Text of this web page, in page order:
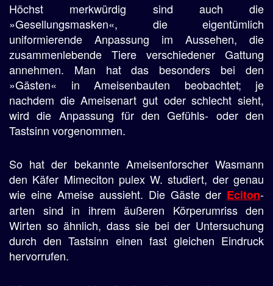
Höchst merkwürdig sind auch die
»Gesellungsmasken«, die eigentümlich
uniformierende Anpassung im Aussehen, die
zusammenlebende Tiere verschiedener Gattung
annehmen. Man hat das besonders bei den
»Gästen« in Ameisenbauten beobachtet; je
nachdem die Ameisenart gut oder schlecht sieht,
wird die Anpassung für den Gefühls- oder den
Tastsinn vorgenommen.
So hat der bekannte Ameisenforscher Wasmann
den Käfer Mimeciton pulex W. studiert, der genau
wie eine Ameise aussieht. Die Gäste der Eciton-
arten sind in ihrem äußeren Körperumriss den
Wirten so ähnlich, dass sie bei der Untersuchung
durch den Tastsinn einen fast gleichen Eindruck
hervorrufen.